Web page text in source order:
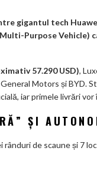
m
gigantul tech
Purpose
57.290 USD),
Motors și BYD.
iar primele livrări
ȘI
de scaune și 7